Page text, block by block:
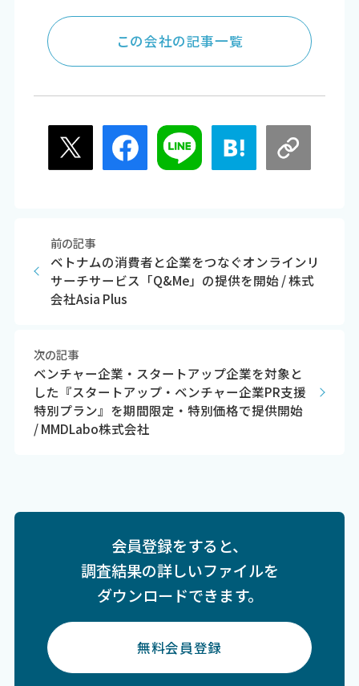
この会社の記事一覧
前の記事
ベトナムの消費者と企業をつなぐオンラインリ
サーチサービス「Q&Me」の提供を開始 / 株式
会社Asia Plus
次の記事
ベンチャー企業・スタートアップ企業を対象と
した『スタートアップ・ベンチャー企業PR支援
特別プラン』を期間限定・特別価格で提供開始
/ MMDLabo株式会社
会員登録をすると、
調査結果の詳しいファイルを
ダウンロードできます。
無料会員登録